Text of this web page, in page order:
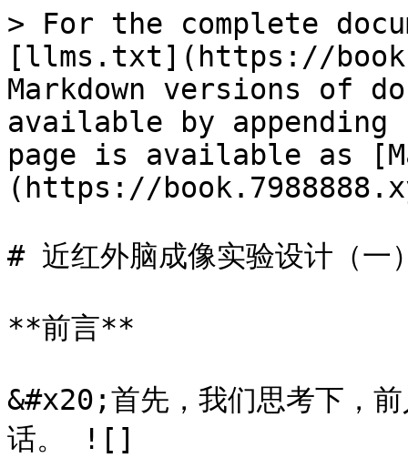
> For the complete
[llms.txt](https://
Markdown versions of
available by
page is available as
(https://
# 近红外脑成像实验设计（一
**前言**
&#x20;首先，我们思考下，
话。 ![]